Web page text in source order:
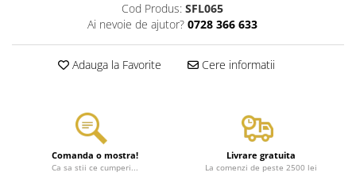
Cod Produs: SFL065
Ai nevoie de ajutor? 0728 366 633
Adauga la Favorite Cere informatii
Comanda o mostra!
Ca sa stii ce cumperi...
Livrare gratuita
La comenzi de peste 2500 lei